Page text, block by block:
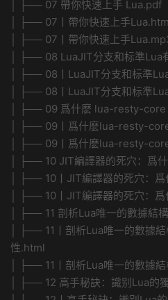
│ ├── 07 帶你快速上手 Lua.pdf
│ ├── 07丨帶你快速上手
│ ├── 07丨帶你快速上手
│ ├── 08 LuaJIT分支和标準Lua
│ ├── 08丨LuaJIT分支和标準
│ ├── 08丨LuaJIT分支和标準
│ ├── 09 爲什麽 lua-resty-core
│ ├── 09丨爲什麽lua-resty-
│ ├── 09丨爲什麽lua-resty-
│ ├── 10 JIT編譯器的死穴：爲
│ ├── 10丨JIT編譯器的死穴：
│ ├── 10丨JIT編譯器的死穴：
│ ├── 11 剖析Lua唯一的數據結
│ ├── 11丨剖析Lua唯一的數據
性.html
│ ├── 11丨剖析Lua唯一的數據
│ ├── 12 高手秘訣：識别Lua的